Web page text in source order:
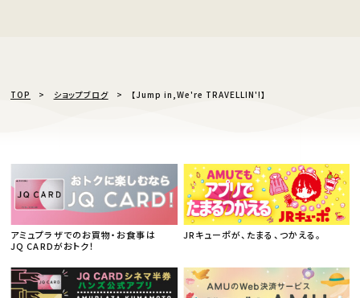
TOP ショップブログ 【Jump in,We're TRAVELLIN'!】
アミュプラザでのお買物・お食事は
JQ CARDがおトク！
JRキューポが、たまる、つかえる。